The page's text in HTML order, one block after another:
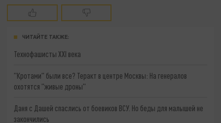
ЧИТАЙТЕ ТАКЖЕ:
Технофашисты XXI века
"Кротами" были все? Теракт в центре Москвы: На генералов
охотятся "живые дроны"
Даня с Дашей спаслись от боевиков ВСУ. Но беды для малышей не
закончились